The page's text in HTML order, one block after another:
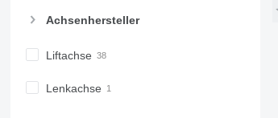
Achsenhersteller
Liftachse
Lenkachse